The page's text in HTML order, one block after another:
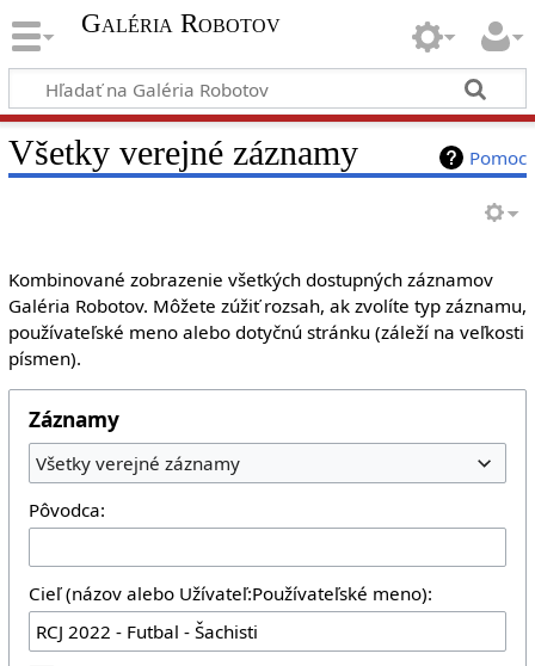
Galéria Robotov
Pomoc
Všetky verejné záznamy
Kombinované zobrazenie všetkých dostupných záznamov
Galéria Robotov. Môžete zúžiť rozsah, ak zvolíte typ záznamu,
používateľské meno alebo dotyčnú stránku (záleží na veľkosti
písmen).
Záznamy
Všetky verejné záznamy
Pôvodca:
Cieľ (názov alebo Užívateľ:Používateľské meno):